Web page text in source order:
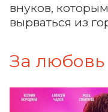
внуков,
вырваться из
За любовь